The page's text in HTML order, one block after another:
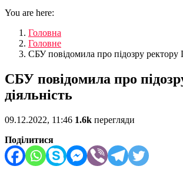
You are here:
Головна
Головне
СБУ повідомила про підозру ректору
СБУ повідомила про
діяльність
09.12.2022, 11:46 1.6k перегляди
Поділитися